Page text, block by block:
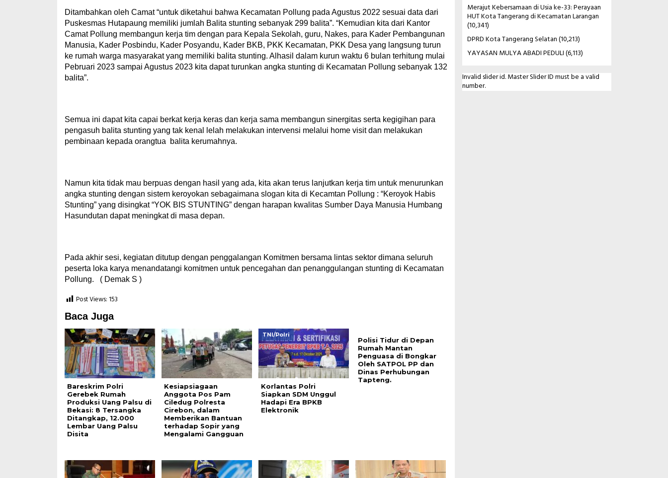
Ditambahkan oleh Camat “untuk diketahui bahwa Kecamatan Pollung pada Agustus 2022 sesuai data dari
Puskesmas Hutapaung memiliki jumlah Balita stunting sebanyak 299 balita”. “Kemudian kita dari Kantor
Camat Pollung membangun kerja tim dengan para Kepala Sekolah, guru, Nakes, para Kader Pembangunan
Manusia, Kader Posbindu, Kader Posyandu, Kader BKB, PKK Kecamatan, PKK Desa yang langsung turun
ke rumah warga masyarakat yang memiliki balita stunting. Alhasil dalam kurun waktu 6 bulan terhitung mulai
Pebruari 2023 sampai Agustus 2023 kita dapat turunkan angka stunting di Kecamatan Pollung sebanyak 132
balita”.
Semua ini dapat kita capai berkat kerja keras dan kerja sama membangun sinergitas serta kegigihan para
pengasuh balita stunting yang tak kenal lelah melakukan intervensi melalui home visit dan melakukan
pembinaan kepada orangtua balita kerumahnya.
Namun kita tidak mau berpuas dengan hasil yang ada, kita akan terus lanjutkan kerja tim untuk menurunkan
angka stunting dengan sistem keroyokan sebagaimana slogan kita di Kecamtan Pollung : “Keroyok Habis
Stunting” yang disingkat “YOK BIS STUNTING” dengan harapan kwalitas Sumber Daya Manusia Humbang
Hasundutan dapat meningkat di masa depan.
Pada akhir sesi, kegiatan ditutup dengan penggalangan Komitmen bersama lintas sektor dimana seluruh
peserta loka karya menandatangi komitmen untuk pencegahan dan penanggulangan stunting di Kecamatan
Pollung. ( Demak S )
Post Views: 153
Baca Juga
Bareskrim Polri
Gerebek Rumah
Produksi Uang Palsu di
Bekasi: 8 Tersangka
Ditangkap, 12.000
Lembar Uang Palsu
Disita
Kesiapsiagaan
Anggota Pos Pam
Ciledug Polresta
Cirebon, dalam
Memberikan Bantuan
terhadap Sopir yang
Mengalami Gangguan
TNI/Polri
Korlantas Polri
Siapkan SDM Unggul
Hadapi Era BPKB
Elektronik
Polisi Tidur di Depan
Rumah Mantan
Penguasa di Bongkar
Oleh SATPOL PP dan
Dinas Perhubungan
Tapteng.
Merajut Kebersamaan di Usia ke-33: Perayaan
HUT Kota Tangerang di Kecamatan Larangan
(10,341)
DPRD Kota Tangerang Selatan(10,213)
YAYASAN MULYA ABADI PEDULI(6,113)
Invalid slider id. Master Slider ID must be a valid
number.